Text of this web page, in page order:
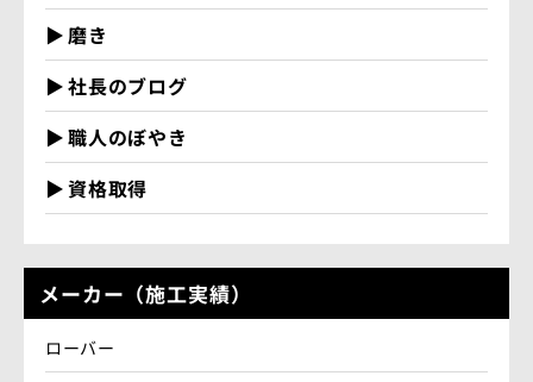
磨き
社長のブログ
職人のぼやき
資格取得
メーカー（施工実績）
ローバー